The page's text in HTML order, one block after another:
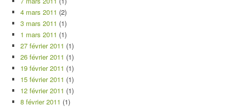
4 mars 2011 (2)
3 mars 2011 (1)
1 mars 2011 (1)
27 février 2011 (1)
26 février 2011 (1)
19 février 2011 (1)
15 février 2011 (1)
12 février 2011 (1)
8 février 2011 (1)